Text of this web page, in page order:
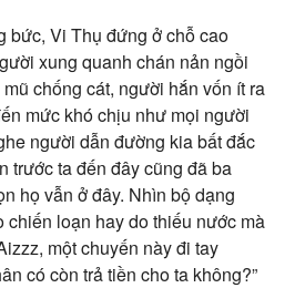
bức, Vi Thụ đứng ở chỗ cao
xung quanh chán nản ngồi
chống cát, người hắn vốn ít ra
mức khó chịu như mọi người
người dẫn đường kia bất đắc
trước ta đến đây cũng đã ba
họ vẫn ở đây. Nhìn bộ dạng
chiến loạn hay do thiếu nước mà
một chuyến này đi tay
có còn trả tiền cho ta không?”